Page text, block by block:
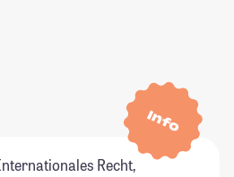
Info
Recht,